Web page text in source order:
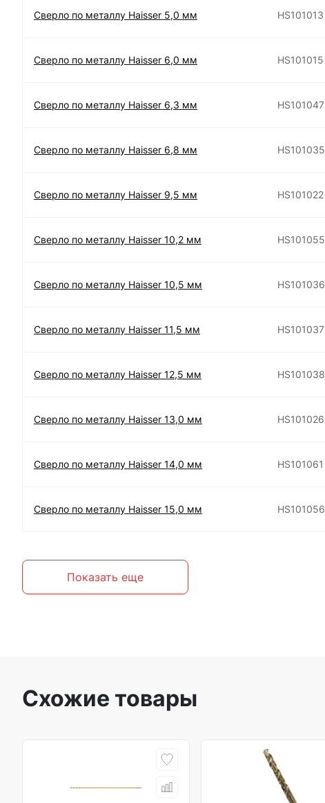
Сверло по металлу Haisser 5,0 мм HS101013
Сверло по металлу Haisser 6,0 мм HS101015
Сверло по металлу Haisser 6,3 мм HS101047
Сверло по металлу Haisser 6,8 мм HS101035
Сверло по металлу Haisser 9,5 мм HS101022
Сверло по металлу Haisser 10,2 мм HS101055
Сверло по металлу Haisser 10,5 мм HS101036
Сверло по металлу Haisser 11,5 мм HS101037
Сверло по металлу Haisser 12,5 мм HS101038
Сверло по металлу Haisser 13,0 мм HS101026
Сверло по металлу Haisser 14,0 мм HS101061
Сверло по металлу Haisser 15,0 мм HS101056
Показать еще
Схожие товары